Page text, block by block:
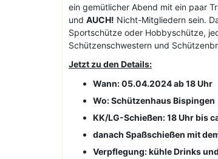
ein gemütlicher Abend mit ein paar
und AUCH! Nicht-Mitgliedern sein.
Sportschütze oder Hobbyschütze,
Schützenschwestern und
Jetzt zu den Details:
Wann: 05.04.2024 ab 18 Uhr
Wo: Schützenhaus Bispingen
KK/LG-Schießen: 18 Uhr bis
danach Spaßschießen mit
Verpflegung: kühle Drinks